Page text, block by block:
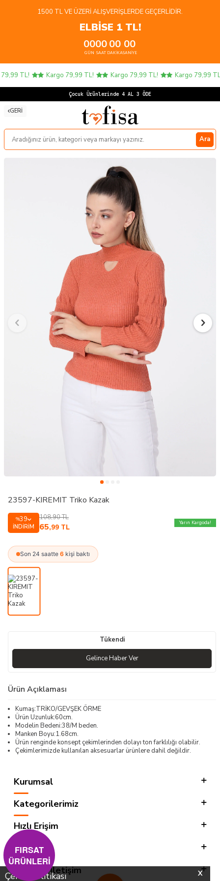
X
Çerez Politikası
1500 TL VE ÜZERI ALIŞVERIŞLERDE GEÇERLIDIR.
ELBİSE 1 TL!
00
GÜN
00
SAAT
00
DAKIKA
00
SANIYE
TL! Kargo 79,99 TL! Kargo 79,99 TL! Kargo 79,99 TL!
Çocuk Ürünlerinde 4 AL 3 ÖDE!
GERI
Ara
23597-KIREMIT Triko Kazak
%39
İNDIRIM
108,90TL
65,99 TL
Yarın Kargoda!
Son 24 saatte 6 kişi baktı
Tükendi
Gelince Haber Ver
Ürün Açıklaması
Kumaş:TRİKO/GEVŞEK ÖRME
Ürün Uzunluk:60cm.
Modelin Bedeni:38/M beden.
Manken Boyu:1.68cm.
Ürün renginde konsept çekimlerinden dolayı ton farklılığı olabilir.
Çekimlerimizde kullanılan aksesuarlar ürünlere dahil değildir.
Kurumsal
Kategorilerimiz
Hızlı Erişim
Sosyal
Adres & İletişim
FIRSAT
ÜRÜNLERİ